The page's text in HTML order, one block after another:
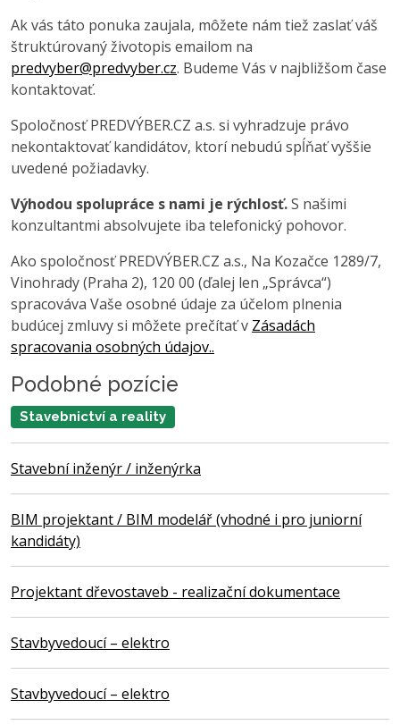
Ak vás táto ponuka zaujala, môžete nám tiež zaslať váš
štruktúrovaný životopis emailom na
predvyber@predvyber.cz. Budeme Vás v najbližšom čase
kontaktovať.
Spoločnosť PREDVÝBER.CZ a.s. si vyhradzuje právo
nekontaktovať kandidátov, ktorí nebudú spĺňať vyššie
uvedené požiadavky.
Výhodou spolupráce s nami je rýchlosť.S našimi
konzultantmi absolvujete iba telefonický pohovor.
Ako spoločnosť PREDVÝBER.CZ a.s., Na Kozačce 1289/7,
Vinohrady (Praha 2), 120 00 (ďalej len „Správca“)
spracováva Vaše osobné údaje za účelom plnenia
budúcej zmluvy si môžete prečítať v Zásadách
spracovania osobných údajov..
Podobné pozície
Stavebnictví a reality
Stavební inženýr / inženýrka
BIM projektant / BIM modelář (vhodné i pro juniorní
kandidáty)
Projektant dřevostaveb - realizační dokumentace
Stavbyvedoucí – elektro
Stavbyvedoucí – elektro